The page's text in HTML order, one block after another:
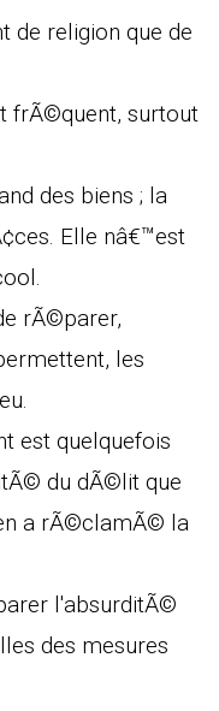
de religion que de
frÃ©quent, surtout
des biens ; la
Elle nâ€™est
rÃ©parer,
les
est quelquefois
du dÃ©lit que
a rÃ©clamÃ© la
l'absurditÃ©
des mesures